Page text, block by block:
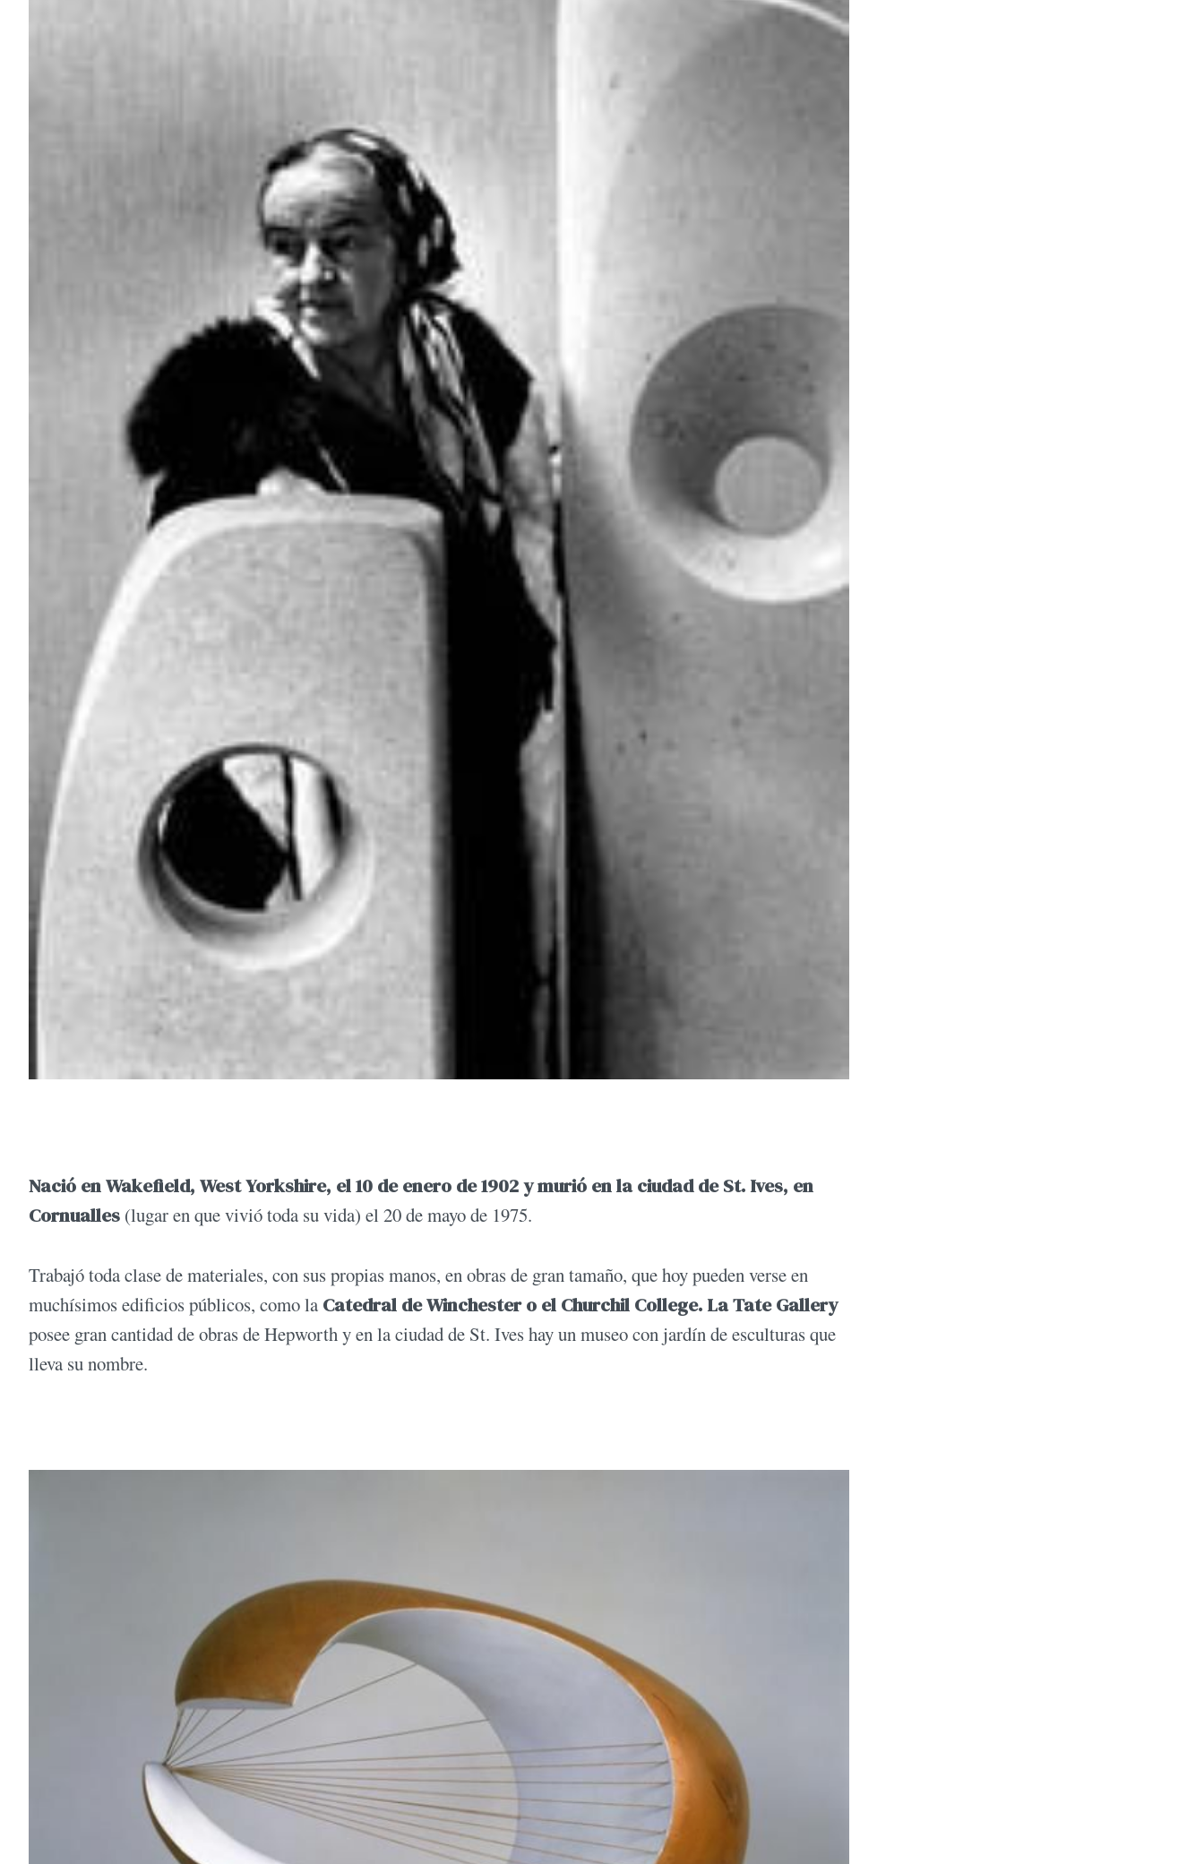
Nació en Wakefield, West Yorkshire, el 10 de enero de 1902 y murió en la ciudad de St. Ives, en
Cornualles (lugar en que vivió toda su vida) el 20 de mayo de 1975.
Trabajó toda clase de materiales, con sus propias manos, en obras de gran tamaño, que hoy pueden verse en
muchísimos edificios públicos, como la Catedral de Winchester o el Churchil College. La Tate Gallery
posee gran cantidad de obras de Hepworth y en la ciudad de St. Ives hay un museo con jardín de esculturas que
lleva su nombre.